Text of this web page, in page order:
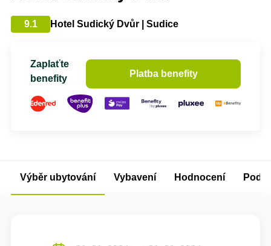
9.1 Hotel Sudický Dvůr | Sudice
Zaplaťte
benefity
Platba benefity
Výběr ubytování Vybavení Hodnocení